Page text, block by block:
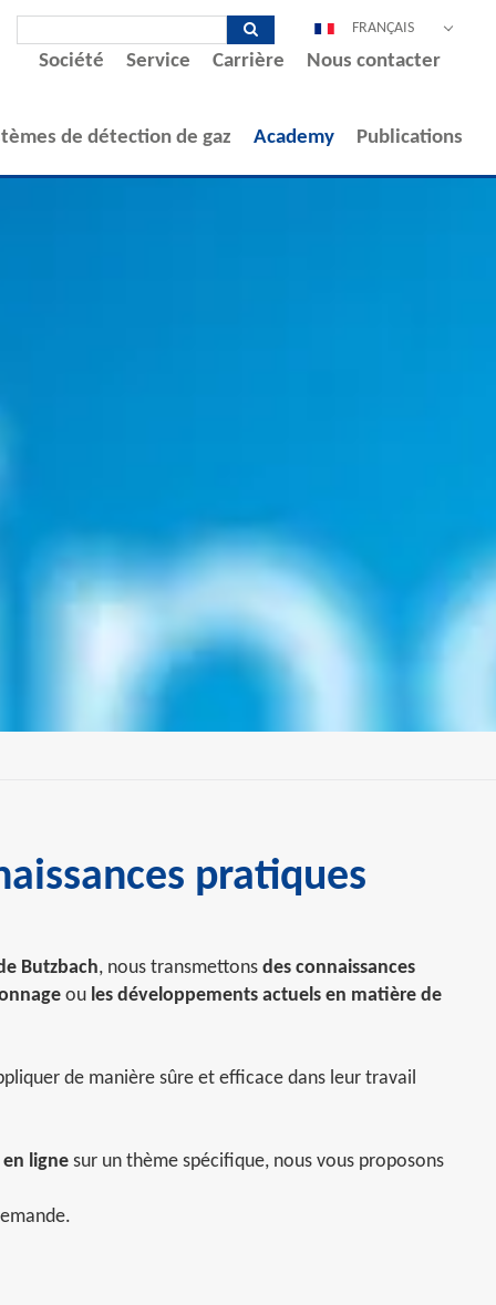
DEUTSCH
ESPAÑOL
FRANÇAIS
Société Service Carrière Nous contacter
de détection de gaz Academy Publications
pratiques
Butzbach, nous transmettons des connaissances
ou les développements actuels en matière de
de manière sûre et efficace dans leur travail
ligne sur un thème spécifique, nous vous proposons